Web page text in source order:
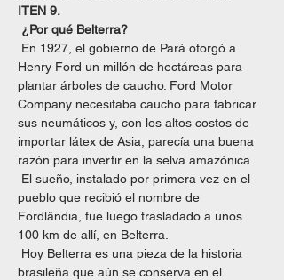
ITEN 9.
¿Por qué Belterra?
Henry Ford un millón de hectáreas para
plantar árboles de caucho. Ford Motor
Company necesitaba caucho para fabricar
sus neumáticos y, con los altos costos de
importar látex de Asia, parecía una buena
razón para invertir en la selva amazónica.
pueblo que recibió el nombre de
Fordlândia, fue luego trasladado a unos
100 km de allí, en Belterra.
brasileña que aún se conserva en el